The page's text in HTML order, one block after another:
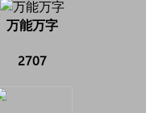
万能万字
2707